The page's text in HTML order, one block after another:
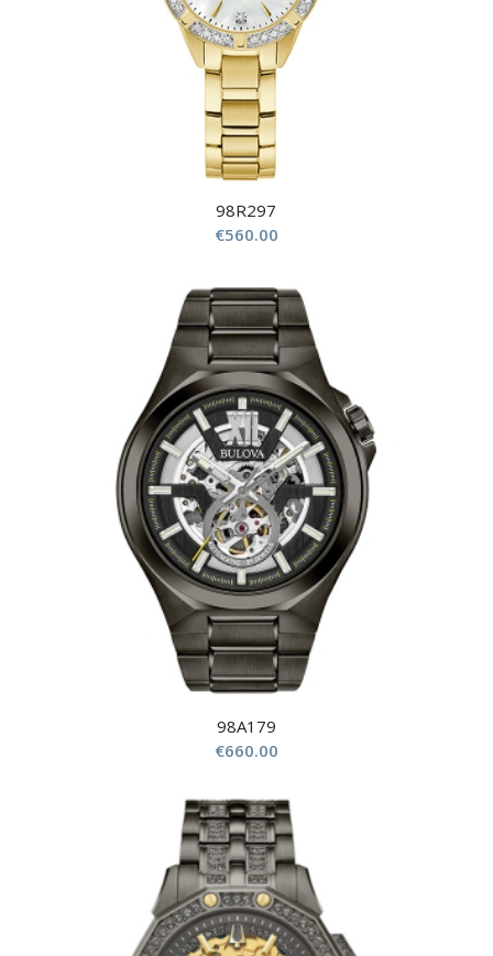
98R297
€560.00
98A179
€660.00